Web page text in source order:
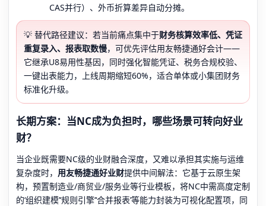
CAS并行）、外币折算差异自动分摊。
💡 替代路径建议：若当前痛点集中于财务核算效率低、凭证
重复录入、报表取数慢，可优先评估用友畅捷通好会计——
它继承U8易用性基因，同时强化智能凭证、税务合规校验、
一键出表能力，上线周期缩短60%，适合单体或小集团财务
标准化升级。
长期方案：当NC成为负担时，哪些场景可转向好业
财？
当企业既需要NC级的业财融合深度，又难以承担其实施与运维
复杂度时， 用友畅捷通好业财提供中间解法：它基于云原生架
构，预置制造业/商贸业/服务业等行业模板，将NC中需高度定制
的‘组织建模’‘规则引擎’‘合并报表’等能力封装为可视化配置项，同